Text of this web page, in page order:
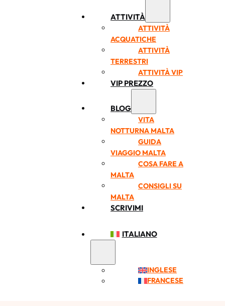
ATTIVITÀ
ATTIVITÀ
ACQUATICHE
ATTIVITÀ
TERRESTRI
ATTIVITÀ VIP
VIP PREZZO
BLOG
VITA
NOTTURNA MALTA
GUIDA
VIAGGIO MALTA
COSA FARE A
MALTA
CONSIGLI SU
MALTA
SCRIVIMI
ITALIANO
INGLESE
FRANCESE